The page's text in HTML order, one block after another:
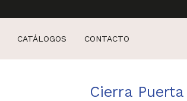
CATÁLOGOS CONTACTO
Cierra